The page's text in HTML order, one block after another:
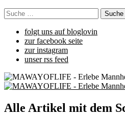
folgt uns auf bloglovin
zur facebook seite
zur instagram
unser rss feed
Alle Artikel mit dem